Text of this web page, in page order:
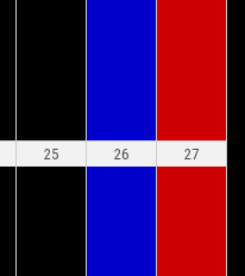
25 26 27